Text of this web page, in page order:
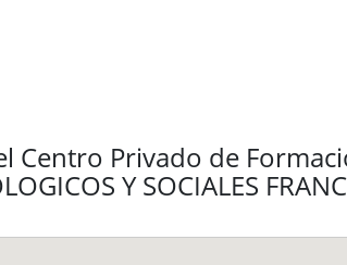
Centro Privado de
Y SOCIALES